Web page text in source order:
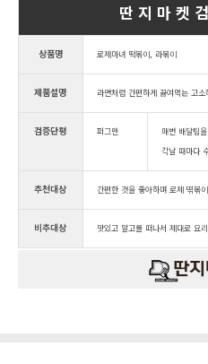
딴 지 마 켓
상품명 로제마녀 떡볶이, 라볶이
제품설명 라면처럼 간편하게 끓여먹는 고
검증단평 퍼그맨
매번 배달팁
각날 때마다
추천대상 간편한 것을 좋아하며 로제 떢볶
비추대상 맛있고 말고를 떠나서 제대로 요